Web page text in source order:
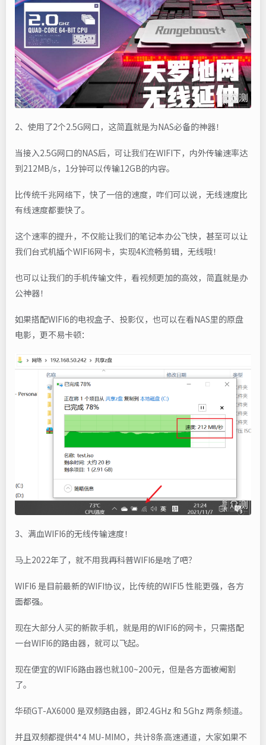
2、使用了2个2.5G网口，这简直就是为NAS必备的神器！
当接入2.5G网口的NAS后，可让我们在WIFI下，内外传输速率达
到212MB/s，1分钟可以传输12GB的内容。
比传统千兆网络下，快了一倍的速度，咋们可以说，无线速度比
有线速度都要快了。
这个速率的提升，不仅能让我们的笔记本办公飞快，甚至可以让
我们台式机插个WIFI6网卡，实现4K流畅剪辑，无线哦！
也可以让我们的手机传输文件，看视频更加的高效，简直就是办
公神器！
如果搭配WIFI6的电视盒子、投影仪，也可以在看NAS里的原盘
电影，更不易卡顿：
3、满血WIFI6的无线传输速度！
马上2022年了，就不用我再科普WIFI6是啥了吧？
WIFI6 是目前最新的WIFI协议，比传统的WIFI5 性能更强，各方
面都强。
现在大部分人买的新款手机，就是用的WIFI6的网卡，只需搭配
一台WIFI6的路由器，就可以飞起。
现在便宜的WIFI6路由器也就100~200元，但是各方面被阉割
了。
华硕GT-AX6000 是双频路由器，即2.4GHz 和 5Ghz 两条频道。
并且双频都提供4*4 MU-MIMO，共计8条高速通道，大家如果不